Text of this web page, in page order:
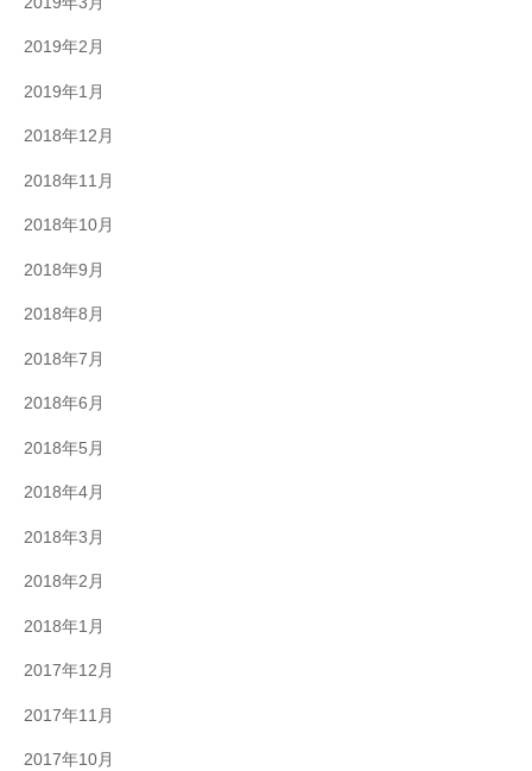
2019年2月
2019年1月
2018年12月
2018年11月
2018年10月
2018年9月
2018年8月
2018年7月
2018年6月
2018年5月
2018年4月
2018年3月
2018年2月
2018年1月
2017年12月
2017年11月
2017年10月